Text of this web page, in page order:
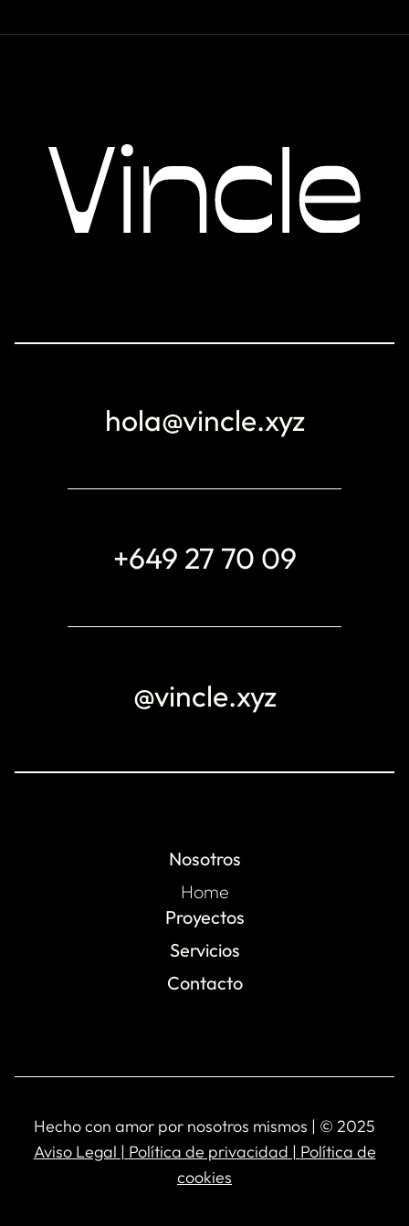
hola@vincle.xyz
+649 27 70 09
@vincle.xyz
Nosotros
Home
Proyectos
Servicios
Contacto
Hecho con amor por nosotros mismos | © 2025
Aviso Legal | Política de privacidad | Política de
cookies